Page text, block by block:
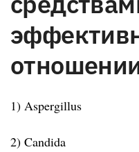
1) Aspergillus
2) Candida